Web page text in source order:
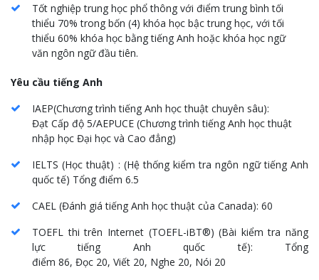
Tốt nghiệp trung học phổ thông với điểm trung bình tối
thiểu 70% trong bốn (4) khóa học bậc trung học, với tối
thiểu 60% khóa học bằng tiếng Anh hoặc khóa học ngữ
văn ngôn ngữ đầu tiên.
Yêu cầu tiếng Anh
IAEP(Chương trình tiếng Anh học thuật chuyên sâu):
Đạt Cấp độ 5/AEPUCE (Chương trình tiếng Anh học thuật
nhập học Đại học và Cao đẳng)
IELTS (Học thuật) : (Hệ thống kiểm tra ngôn ngữ tiếng Anh
quốc tế) Tổng điểm 6.5
CAEL (Đánh giá tiếng Anh học thuật của Canada): 60
TOEFL thi trên Internet(TOEFL-iBT®) (Bài kiểm tra năng
lực tiếng Anh quốc tế): Tổng
điểm 86, Đọc 20, Viết 20, Nghe 20, Nói 20